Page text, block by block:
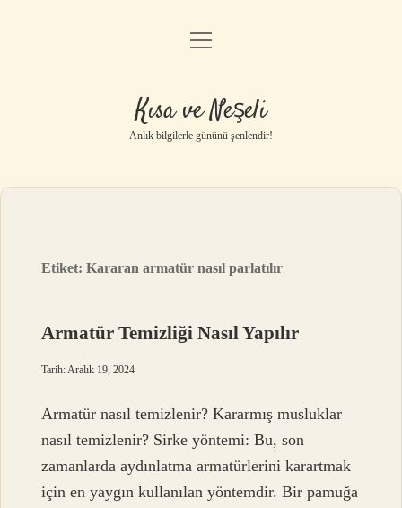
Anasayfa
Yasal Uyarı
menüyü
Kısa ve Neşeli
Anlık bilgilerle gününü şenlendir!
Etiket:Kararan armatür nasıl parlatılır
Armatür Temizliği Nasıl Yapılır
Tarih: Aralık 19, 2024
Armatür nasıl temizlenir? Kararmış musluklar
nasıl temizlenir? Sirke yöntemi: Bu, son
zamanlarda aydınlatma armatürlerini karartmak
için en yaygın kullanılan yöntemdir. Bir pamuğa